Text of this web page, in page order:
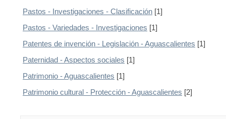
Pastos - Investigaciones - Clasificación [1]
Pastos - Variedades - Investigaciones [1]
Patentes de invención - Legislación - Aguascalientes [1]
Paternidad - Aspectos sociales [1]
Patrimonio - Aguascalientes [1]
Patrimonio cultural - Protección - Aguascalientes [2]